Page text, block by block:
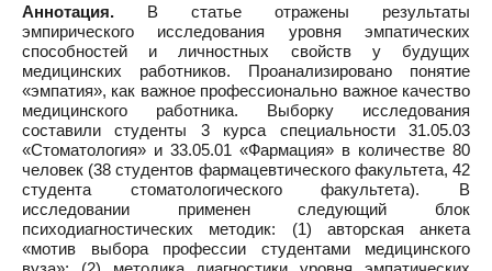
Аннотация. В статье отражены результаты
эмпирического исследования уровня эмпатических
способностей и личностных свойств у будущих
медицинских работников. Проанализировано понятие
«эмпатия», как важное профессионально важное качество
медицинского работника. Выборку исследования
составили студенты 3 курса специальности 31.05.03
«Стоматология» и 33.05.01 «Фармация» в количестве 80
человек (38 студентов фармацевтического факультета, 42
студента стоматологического факультета). В
исследовании применен следующий блок
психодиагностических методик: (1) авторская анкета
«мотив выбора профессии студентами медицинского